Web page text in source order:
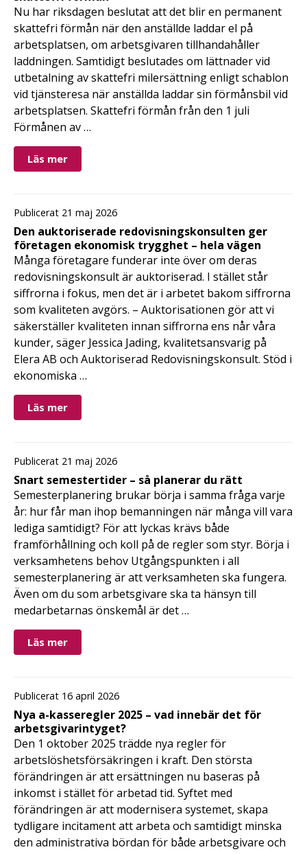
Nu har riksdagen beslutat att det blir en permanent
skattefri förmån när den anställde laddar el på
arbetsplatsen, om arbetsgivaren tillhandahåller
laddningen. Samtidigt beslutades om lättnader vid
utbetalning av skattefri milersättning enligt schablon
vid tjänsteresa när anställda laddar sin förmånsbil vid
arbetsplatsen. Skattefri förmån från den 1 juli
Förmånen av …
Läs mer
Publicerat 21 maj 2026
Den auktoriserade redovisningskonsulten ger
företagen ekonomisk trygghet – hela vägen
Många företagare funderar inte över om deras
redovisningskonsult är auktoriserad. I stället står
siffrorna i fokus, men det är i arbetet bakom siffrorna
som kvaliteten avgörs. – Auktorisationen gör att vi
säkerställer kvaliteten innan siffrorna ens når våra
kunder, säger Jessica Jading, kvalitetsansvarig på
Elera AB och Auktoriserad Redovisningskonsult. Stöd i
ekonomiska …
Läs mer
Publicerat 21 maj 2026
Snart semestertider – så planerar du rätt
Semesterplanering brukar börja i samma fråga varje
år: hur får man ihop bemanningen när många vill vara
lediga samtidigt? För att lyckas krävs både
framförhållning och koll på de regler som styr. Börja i
verksamhetens behov Utgångspunkten i all
semesterplanering är att verksamheten ska fungera.
Även om du som arbetsgivare ska ta hänsyn till
medarbetarnas önskemål är det …
Läs mer
Publicerat 16 april 2026
Nya a-kasseregler 2025 – vad innebär det för
arbetsgivarintyget?
Den 1 oktober 2025 trädde nya regler för
arbetslöshetsförsäkringen i kraft. Den största
förändringen är att ersättningen nu baseras på
inkomst i stället för arbetad tid. Syftet med
förändringen är att modernisera systemet, skapa
tydligare incitament att arbeta och samtidigt minska
den administrativa bördan för både arbetsgivare och